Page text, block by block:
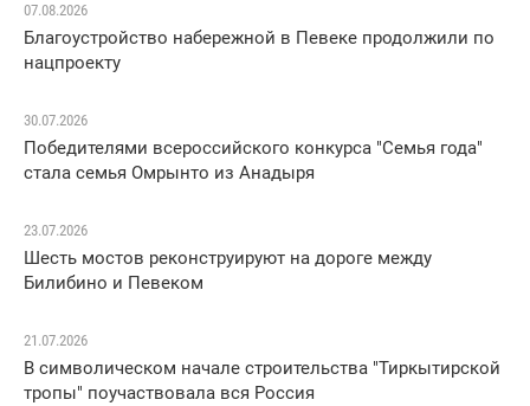
07.08.2026
Благоустройство набережной в Певеке продолжили по
нацпроекту
30.07.2026
Победителями всероссийского конкурса "Семья года"
стала семья Омрынто из Анадыря
23.07.2026
Шесть мостов реконструируют на дороге между
Билибино и Певеком
21.07.2026
В символическом начале строительства "Тиркытирской
тропы" поучаствовала вся Россия